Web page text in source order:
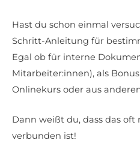
Hast du schon einmal
Schritt-Anleitung für
Egal ob für interne
Mitarbeiter:innen), als
Onlinekurs oder aus
Dann weißt du, dass das oft
verbunden ist!